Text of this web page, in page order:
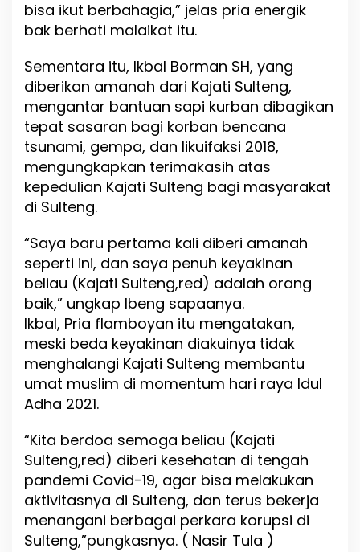
bisa ikut berbahagia,” jelas pria energik
bak berhati malaikat itu.
Sementara itu, Ikbal Borman SH, yang
diberikan amanah dari Kajati Sulteng,
mengantar bantuan sapi kurban dibagikan
tepat sasaran bagi korban bencana
tsunami, gempa, dan likuifaksi 2018,
mengungkapkan terimakasih atas
kepedulian Kajati Sulteng bagi masyarakat
di Sulteng.
“Saya baru pertama kali diberi amanah
seperti ini, dan saya penuh keyakinan
beliau (Kajati Sulteng,red) adalah orang
baik,” ungkap Ibeng sapaanya.
Ikbal, Pria flamboyan itu mengatakan,
meski beda keyakinan diakuinya tidak
menghalangi Kajati Sulteng membantu
umat muslim di momentum hari raya Idul
Adha 2021.
“Kita berdoa semoga beliau (Kajati
Sulteng,red) diberi kesehatan di tengah
pandemi Covid-19, agar bisa melakukan
aktivitasnya di Sulteng, dan terus bekerja
menangani berbagai perkara korupsi di
Sulteng,”pungkasnya. ( Nasir Tula )